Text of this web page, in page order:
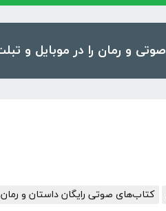
کتاب‌های صوتی رایگان داستان و رمان